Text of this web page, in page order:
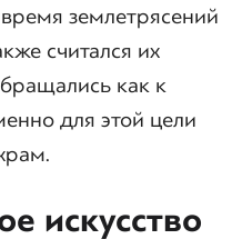
землетрясений
считался их
как к
для этой цели
искусство